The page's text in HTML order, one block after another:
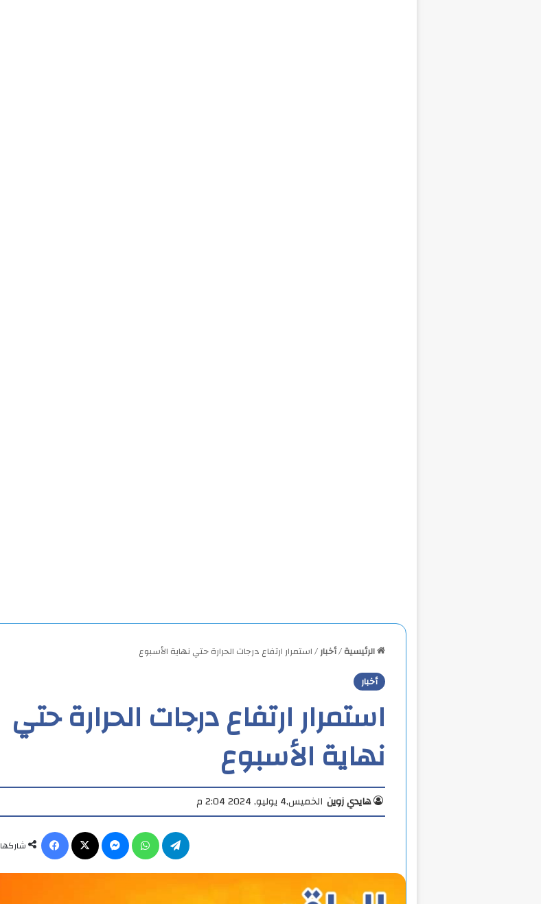
الرئيسية/أخبار/استمرار ارتفاع درجات الحرارة حتي نهاية الأسبوع
أخبار
استمرار ارتفاع درجات الحرارة حتي
نهاية الأسبوع
هايدي زوين الخميس,4 يوليو, 2024 2:04 م
شاركها
ماسنجر واتساب تيلقرام